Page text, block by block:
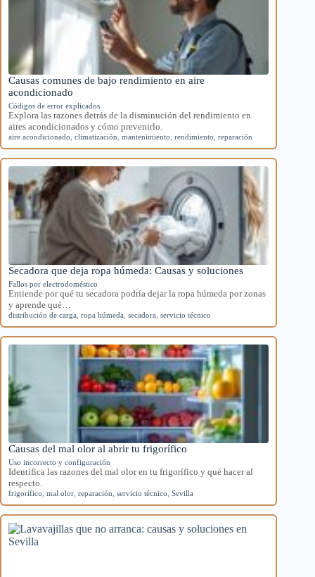
Causas comunes de bajo rendimiento en aire
acondicionado
Códigos de error explicados
Explora las razones detrás de la disminución del rendimiento en
aires acondicionados y cómo prevenirlo.
aire acondicionado climatización mantenimiento rendimiento reparación
Secadora que deja ropa húmeda: Causas y soluciones
Fallos por electrodoméstico
Entiende por qué tu secadora podría dejar la ropa húmeda por zonas
y aprende qué…
distribución de carga ropa húmeda secadora servicio técnico
Causas del mal olor al abrir tu frigorífico
Uso incorrecto y configuración
Identifica las razones del mal olor en tu frigorífico y qué hacer al
respecto.
frigorífico mal olor reparación servicio técnico Sevilla